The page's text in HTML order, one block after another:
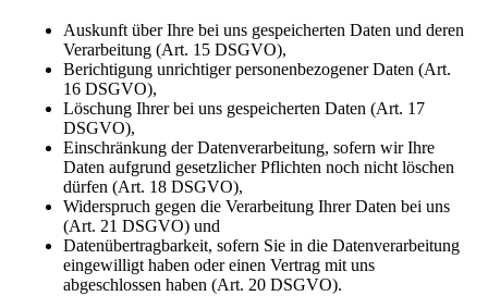
Auskunft über Ihre bei uns gespeicherten Daten und deren
Verarbeitung (Art. 15 DSGVO),
Berichtigung unrichtiger personenbezogener Daten (Art.
16 DSGVO),
Löschung Ihrer bei uns gespeicherten Daten (Art. 17
DSGVO),
Einschränkung der Datenverarbeitung, sofern wir Ihre
Daten aufgrund gesetzlicher Pflichten noch nicht löschen
dürfen (Art. 18 DSGVO),
Widerspruch gegen die Verarbeitung Ihrer Daten bei uns
(Art. 21 DSGVO) und
Datenübertragbarkeit, sofern Sie in die Datenverarbeitung
eingewilligt haben oder einen Vertrag mit uns
abgeschlossen haben (Art. 20 DSGVO).